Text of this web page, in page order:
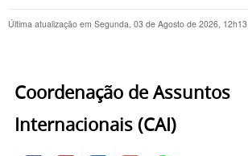
Última atualização em Segunda, 03 de Agosto de 2026, 12h13
Coordenação de Assuntos
Internacionais (CAI)